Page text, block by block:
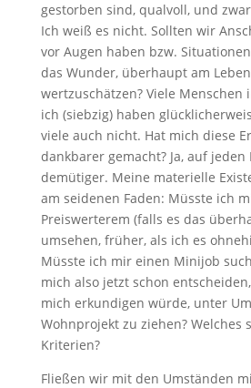
gestorben sind, qualvoll, und
Ich weiß es nicht. Sollten wir
vor Augen haben bzw.
das Wunder, überhaupt am
wertzuschätzen? Viele Menschen
ich (siebzig) haben
viele auch nicht. Hat mich diese
dankbarer gemacht? Ja, auf jeden
demütiger. Meine materielle
am seidenen Faden: Müsste ich
Preiswerterem (falls es das
umsehen, früher, als ich es
Müsste ich mir einen Minijob
mich also jetzt schon
mich erkundigen würde, unter
Wohnprojekt zu ziehen? Welches
Kriterien?
Fließen wir mit den Umständen